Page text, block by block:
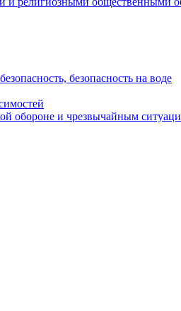
безопасность на воде
обороне и чрезвычайным